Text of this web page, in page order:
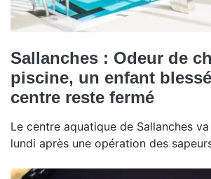
Sallanches : Odeur de
piscine, un enfant
centre reste fermé
Le centre aquatique de Sallanches
lundi après une opération des